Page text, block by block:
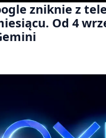
zniknie z
Od 4